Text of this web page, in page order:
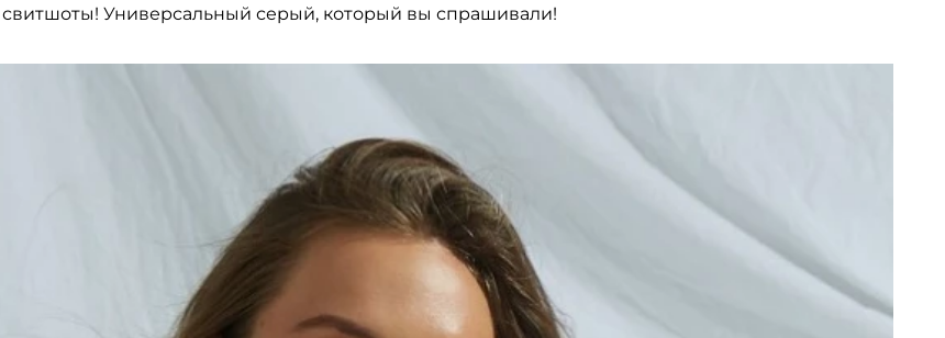
Универсальный серый, который вы спрашивали!